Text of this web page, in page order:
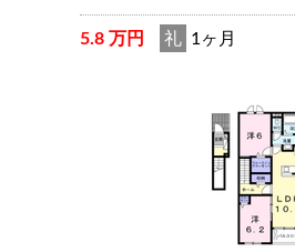
5.8 万円 礼 1ヶ月